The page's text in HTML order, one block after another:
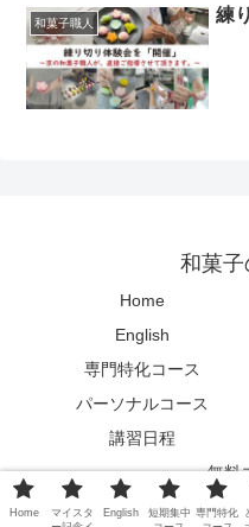
和菓子職人 練
和菓子
Home
English
専門特化コース
パーソナルコース
講習日程
無料
Copyright © 2015-2026 和
Home
マイスタ
English
短期集中 専門特化